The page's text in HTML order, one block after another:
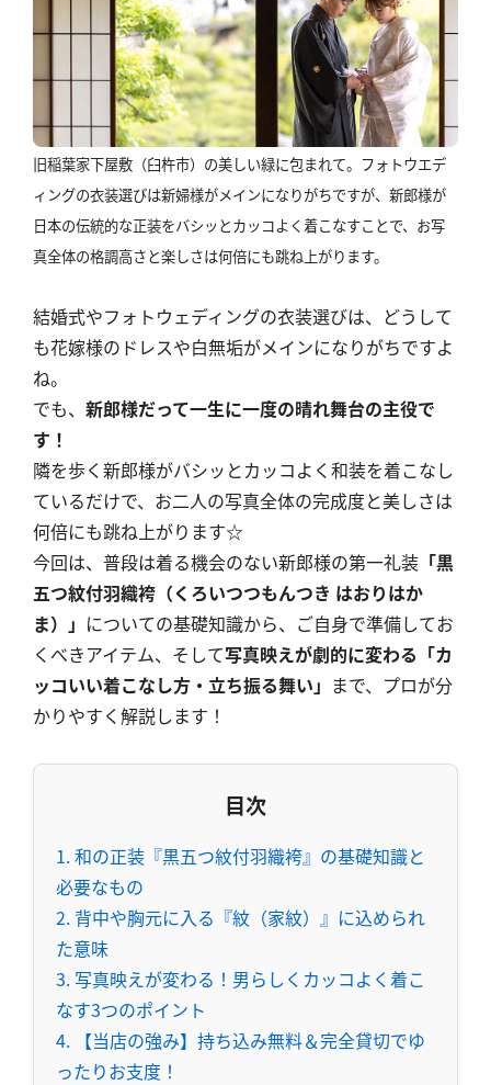
旧稲葉家下屋敷（臼杵市）の美しい緑に包まれて。フォトウエデ
ィングの衣装選びは新婦様がメインになりがちですが、新郎様が
日本の伝統的な正装をバシッとカッコよく着こなすことで、お写
真全体の格調高さと楽しさは何倍にも跳ね上がります。
結婚式やフォトウェディングの衣装選びは、どうして
も花嫁様のドレスや白無垢がメインになりがちですよ
ね。
でも、 新郎様だって一生に一度の晴れ舞台の主役で
す！
隣を歩く新郎様がバシッとカッコよく和装を着こなし
ているだけで、お二人の写真全体の完成度と美しさは
何倍にも跳ね上がります☆
今回は、普段は着る機会のない新郎様の第一礼装 「黒
五つ紋付羽織袴（くろいつつもんつき はおりはか
ま）」 についての基礎知識から、ご自身で準備してお
くべきアイテム、そして写真映えが劇的に変わる「カ
ッコいい着こなし方・立ち振る舞い」 まで、プロが分
かりやすく解説します！
目次
1. 和の正装『黒五つ紋付羽織袴』の基礎知識と
必要なもの
2. 背中や胸元に入る『紋（家紋）』に込められ
た意味
3. 写真映えが変わる！男らしくカッコよく着こ
なす3つのポイント
4. 【当店の強み】持ち込み無料＆完全貸切でゆ
ったりお支度！